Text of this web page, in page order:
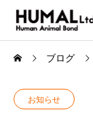
ブログ
お知らせ